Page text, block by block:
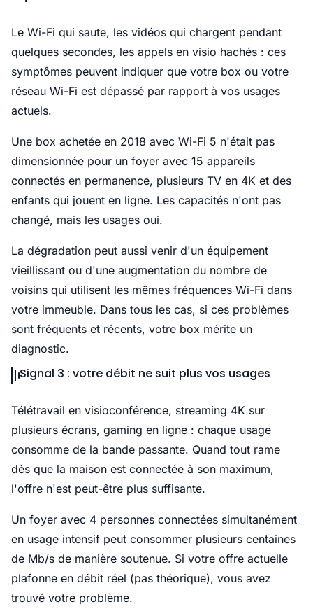
Le Wi-Fi qui saute, les vidéos qui chargent pendant
quelques secondes, les appels en visio hachés : ces
symptômes peuvent indiquer que votre box ou votre
réseau Wi-Fi est dépassé par rapport à vos usages
actuels.
Une box achetée en 2018 avec Wi-Fi 5 n'était pas
dimensionnée pour un foyer avec 15 appareils
connectés en permanence, plusieurs TV en 4K et des
enfants qui jouent en ligne. Les capacités n'ont pas
changé, mais les usages oui.
La dégradation peut aussi venir d'un équipement
vieillissant ou d'une augmentation du nombre de
voisins qui utilisent les mêmes fréquences Wi-Fi dans
votre immeuble. Dans tous les cas, si ces problèmes
sont fréquents et récents, votre box mérite un
diagnostic.
Signal 3 : votre débit ne suit plus vos usages
Télétravail en visioconférence, streaming 4K sur
plusieurs écrans, gaming en ligne : chaque usage
consomme de la bande passante. Quand tout rame
dès que la maison est connectée à son maximum,
l'offre n'est peut-être plus suffisante.
Un foyer avec 4 personnes connectées simultanément
en usage intensif peut consommer plusieurs centaines
de Mb/s de manière soutenue. Si votre offre actuelle
plafonne en débit réel (pas théorique), vous avez
trouvé votre problème.